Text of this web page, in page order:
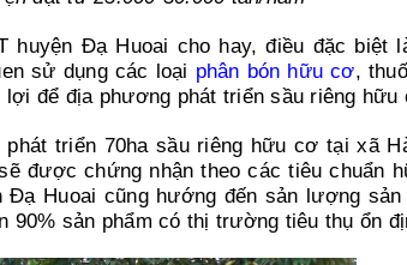
huyện Đạ Huoai cho hay, điều đặc biệt
sử dụng các loại phân bón hữu cơ,
để địa phương phát triển sầu riêng hữu
triển 70ha sầu riêng hữu cơ tại xã
được chứng nhận theo các tiêu chuẩn
Huoai cũng hướng đến sản lượng sản
90% sản phẩm có thị trường tiêu thụ ổn